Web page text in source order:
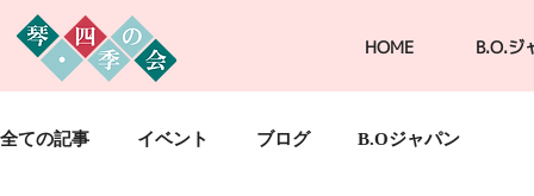
HOME B.O.ジ
全ての記事 イベント ブログ B.Oジャパン